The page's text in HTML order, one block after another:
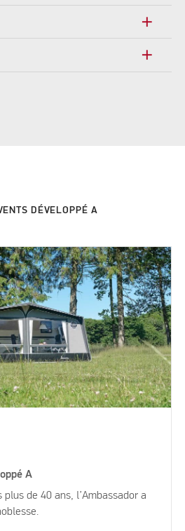
add
add
DÉVELOPPÉ A
A
de 40 ans, l’Ambassador a